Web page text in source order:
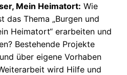
Mein Heimatort: Wie
das Thema „Burgen und
Heimatort“ erarbeiten und
Bestehende Projekte
über eigene Vorhaben
wird Hilfe und